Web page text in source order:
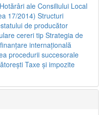
Hotărâri ale Consiliului Local
17/2014) Structuri
de producător
cereri tipStrategia de
internaţională
procedurii succesorale
Taxe şi impozite